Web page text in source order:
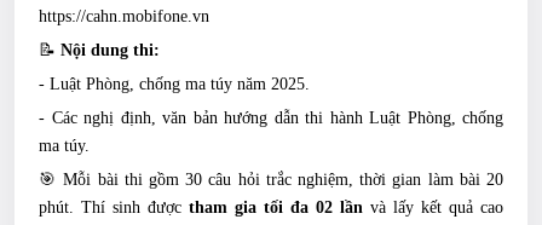
https://cahn.mobifone.vn
📝 Nội dung thi:
- Luật Phòng, chống ma túy năm 2025.
- Các nghị định, văn bản hướng dẫn thi hành Luật Phòng, chống
ma túy.
🎯 Mỗi bài thi gồm 30 câu hỏi trắc nghiệm, thời gian làm bài 20
phút. Thí sinh được tham gia tối đa 02 lần và lấy kết quả cao